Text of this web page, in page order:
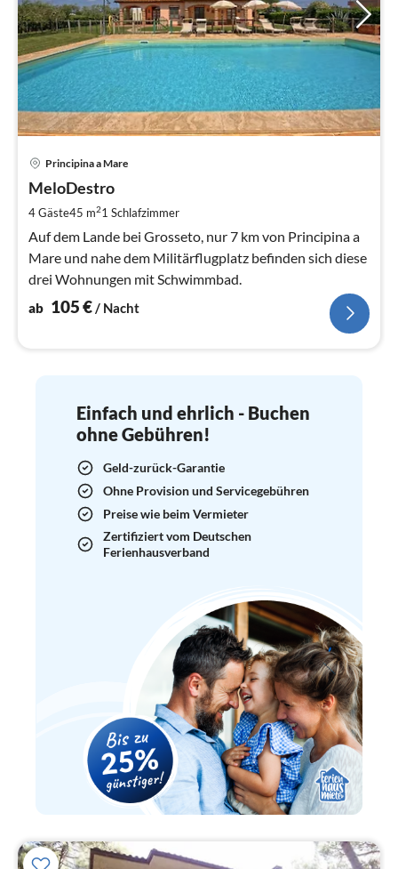
Principina a Mare
MeloDestro
4 Gäste45 m21 Schlafzimmer
Auf dem Lande bei Grosseto, nur 7 km von Principina a
Mare und nahe dem Militärflugplatz befinden sich diese
drei Wohnungen mit Schwimmbad.
ab 105€/ Nacht
Einfach und ehrlich - Buchen
ohne Gebühren!
Geld-zurück-Garantie
Ohne Provision und Servicegebühren
Preise wie beim Vermieter
Zertifiziert vom Deutschen
Ferienhausverband